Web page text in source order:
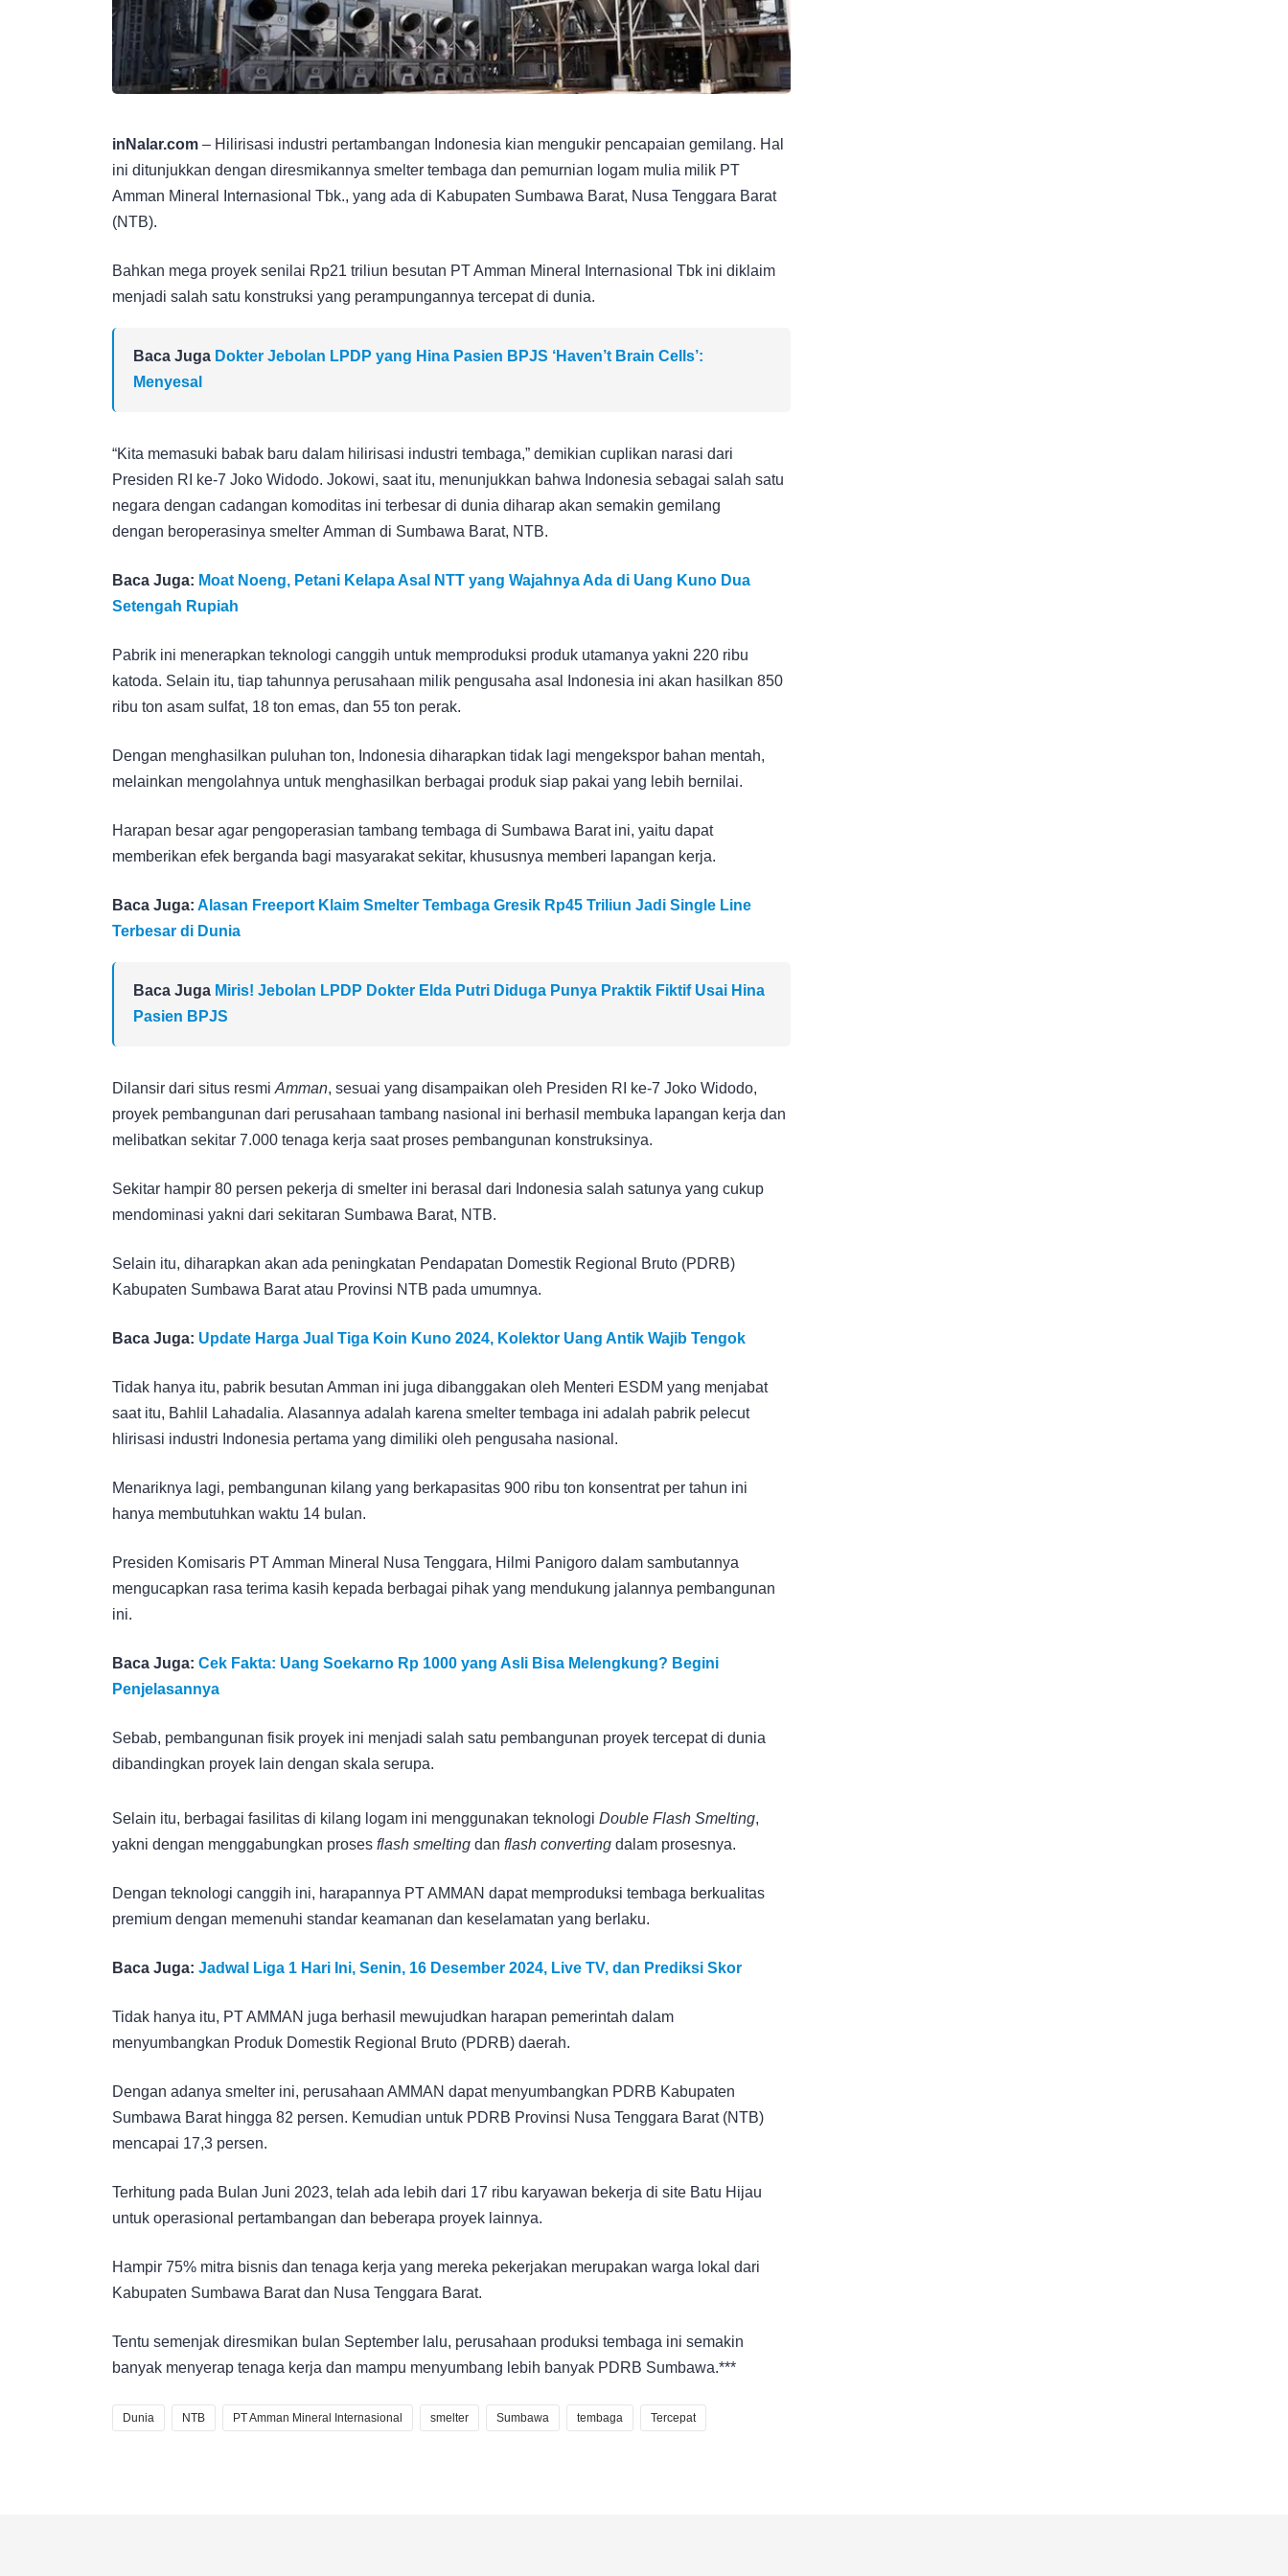
inNalar.com – Hilirisasi industri pertambangan Indonesia kian mengukir pencapaian gemilang. Hal
ini ditunjukkan dengan diresmikannya smelter tembaga dan pemurnian logam mulia milik PT
Amman Mineral Internasional Tbk., yang ada di Kabupaten Sumbawa Barat, Nusa Tenggara Barat
(NTB).
Bahkan mega proyek senilai Rp21 triliun besutan PT Amman Mineral Internasional Tbk ini diklaim
menjadi salah satu konstruksi yang perampungannya tercepat di dunia.
Baca Juga Dokter Jebolan LPDP yang Hina Pasien BPJS ‘Haven’t Brain Cells’:
Menyesal
“Kita memasuki babak baru dalam hilirisasi industri tembaga,” demikian cuplikan narasi dari
Presiden RI ke-7 Joko Widodo. Jokowi, saat itu, menunjukkan bahwa Indonesia sebagai salah satu
negara dengan cadangan komoditas ini terbesar di dunia diharap akan semakin gemilang
dengan beroperasinya smelter Amman di Sumbawa Barat, NTB.
Baca Juga: Moat Noeng, Petani Kelapa Asal NTT yang Wajahnya Ada di Uang Kuno Dua
Setengah Rupiah
Pabrik ini menerapkan teknologi canggih untuk memproduksi produk utamanya yakni 220 ribu
katoda. Selain itu, tiap tahunnya perusahaan milik pengusaha asal Indonesia ini akan hasilkan 850
ribu ton asam sulfat, 18 ton emas, dan 55 ton perak.
Dengan menghasilkan puluhan ton, Indonesia diharapkan tidak lagi mengekspor bahan mentah,
melainkan mengolahnya untuk menghasilkan berbagai produk siap pakai yang lebih bernilai.
Harapan besar agar pengoperasian tambang tembaga di Sumbawa Barat ini, yaitu dapat
memberikan efek berganda bagi masyarakat sekitar, khususnya memberi lapangan kerja.
Baca Juga: Alasan Freeport Klaim Smelter Tembaga Gresik Rp45 Triliun Jadi Single Line
Terbesar di Dunia
Baca Juga Miris! Jebolan LPDP Dokter Elda Putri Diduga Punya Praktik Fiktif Usai Hina
Pasien BPJS
Dilansir dari situs resmi Amman, sesuai yang disampaikan oleh Presiden RI ke-7 Joko Widodo,
proyek pembangunan dari perusahaan tambang nasional ini berhasil membuka lapangan kerja dan
melibatkan sekitar 7.000 tenaga kerja saat proses pembangunan konstruksinya.
Sekitar hampir 80 persen pekerja di smelter ini berasal dari Indonesia salah satunya yang cukup
mendominasi yakni dari sekitaran Sumbawa Barat, NTB.
Selain itu, diharapkan akan ada peningkatan Pendapatan Domestik Regional Bruto (PDRB)
Kabupaten Sumbawa Barat atau Provinsi NTB pada umumnya.
Baca Juga: Update Harga Jual Tiga Koin Kuno 2024, Kolektor Uang Antik Wajib Tengok
Tidak hanya itu, pabrik besutan Amman ini juga dibanggakan oleh Menteri ESDM yang menjabat
saat itu, Bahlil Lahadalia. Alasannya adalah karena smelter tembaga ini adalah pabrik pelecut
hlirisasi industri Indonesia pertama yang dimiliki oleh pengusaha nasional.
Menariknya lagi, pembangunan kilang yang berkapasitas 900 ribu ton konsentrat per tahun ini
hanya membutuhkan waktu 14 bulan.
Presiden Komisaris PT Amman Mineral Nusa Tenggara, Hilmi Panigoro dalam sambutannya
mengucapkan rasa terima kasih kepada berbagai pihak yang mendukung jalannya pembangunan
ini.
Baca Juga: Cek Fakta: Uang Soekarno Rp 1000 yang Asli Bisa Melengkung? Begini
Penjelasannya
Sebab, pembangunan fisik proyek ini menjadi salah satu pembangunan proyek tercepat di dunia
dibandingkan proyek lain dengan skala serupa.
Selain itu, berbagai fasilitas di kilang logam ini menggunakan teknologi Double Flash Smelting,
yakni dengan menggabungkan proses flash smelting dan flash converting dalam prosesnya.
Dengan teknologi canggih ini, harapannya PT AMMAN dapat memproduksi tembaga berkualitas
premium dengan memenuhi standar keamanan dan keselamatan yang berlaku.
Baca Juga: Jadwal Liga 1 Hari Ini, Senin, 16 Desember 2024, Live TV, dan Prediksi Skor
Tidak hanya itu, PT AMMAN juga berhasil mewujudkan harapan pemerintah dalam
menyumbangkan Produk Domestik Regional Bruto (PDRB) daerah.
Dengan adanya smelter ini, perusahaan AMMAN dapat menyumbangkan PDRB Kabupaten
Sumbawa Barat hingga 82 persen. Kemudian untuk PDRB Provinsi Nusa Tenggara Barat (NTB)
mencapai 17,3 persen.
Terhitung pada Bulan Juni 2023, telah ada lebih dari 17 ribu karyawan bekerja di site Batu Hijau
untuk operasional pertambangan dan beberapa proyek lainnya.
Hampir 75% mitra bisnis dan tenaga kerja yang mereka pekerjakan merupakan warga lokal dari
Kabupaten Sumbawa Barat dan Nusa Tenggara Barat.
Tentu semenjak diresmikan bulan September lalu, perusahaan produksi tembaga ini semakin
banyak menyerap tenaga kerja dan mampu menyumbang lebih banyak PDRB Sumbawa.***
Dunia NTB PT Amman Mineral Internasional smelter Sumbawa tembaga Tercepat